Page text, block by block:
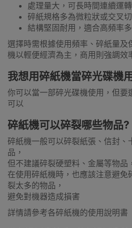
處理量大，可長時間連續運轉
碎紙規格多為微粒狀或交叉
結構堅固耐用，適合高頻率
選擇時需根據使用頻率、碎紙量及
機以輕便經濟為主，商用則強調效
我想用碎紙機當碎光碟機
你可以當一部碎光碟機使用，但要
可以
碎紙機可以碎裂哪些物品?
碎紙機一般可以碎裂紙張、信封、
品，
但不建議碎裂硬塑料、金屬等物品
在使用碎紙機時，也應該注意避免
裂太多的物品，
避免對機器造成損害
詳情請參考各碎紙機的使用說明書